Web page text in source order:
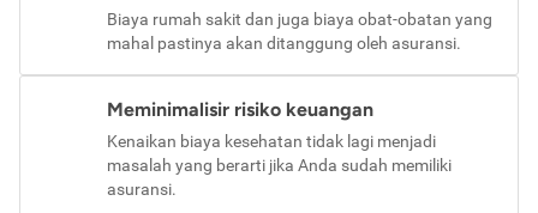
Biaya rumah sakit dan juga biaya obat-obatan yang
mahal pastinya akan ditanggung oleh asuransi.
Meminimalisir risiko keuangan
Kenaikan biaya kesehatan tidak lagi menjadi
masalah yang berarti jika Anda sudah memiliki
asuransi.